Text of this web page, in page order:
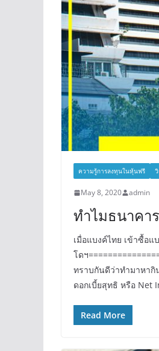
ความรู้การลงทุนในหุ้นฟรี
May 8, 2020 admin
ทำไมธนาคา
เมื่อแบงค์ไทย เข้าซื้อ
โดฯ
ทราบกันดีว่าทำมาหากิ
ดอกเบี้ยสุทธิ หรือ Net
Read More